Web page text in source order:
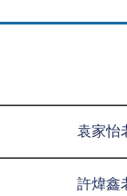
袁家怡
許煒鑫